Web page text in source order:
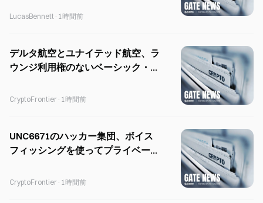
LucasBennett · 1時間前
デルタ航空とユナイテッド航空、ラ
ウンジ利用権のないベーシック・ビ
CryptoFrontier · 1時間前
UNC6671のハッカー集団、ボイス
フィッシングを使ってプライベート
CryptoFrontier · 1時間前